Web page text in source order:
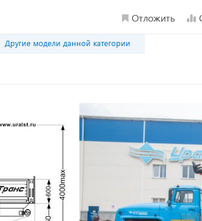
Отложить
Другие модели данной категории